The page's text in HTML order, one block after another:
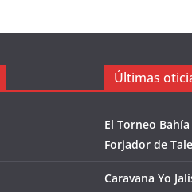
Últimas
El Torneo
Forjador de
Caravana Yo